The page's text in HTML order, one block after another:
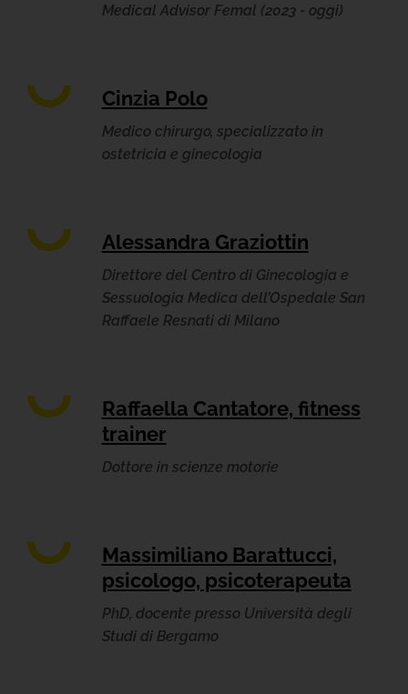
Medical Advisor Femal (2023 - oggi)
Cinzia Polo
Medico chirurgo, specializzato in
ostetricia e ginecologia
Alessandra Graziottin
Direttore del Centro di Ginecologia e
Sessuologia Medica dell’Ospedale San
Raffaele Resnati di Milano
Raffaella Cantatore, fitness
trainer
Dottore in scienze motorie
Massimiliano Barattucci,
psicologo, psicoterapeuta
PhD, docente presso Università degli
Studi di Bergamo